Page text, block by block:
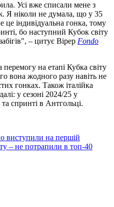
Усі вже списали мене з
Я ніколи не думала, що у 35
індивідуальна гонка, тому
бо наступний Кубок світу
– цитує Вірер Fondo
на етапі Кубка світу
вона жодного разу навіть не
гонках. Також італійка
у сезоні 2024/25 у
спринті в Антгольці.
виступили на першій
– не потрапили в топ-40